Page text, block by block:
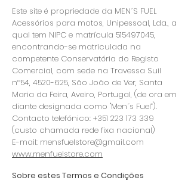
Este site é propriedade da MEN´S FUEL
Acessórios para motos, Unipessoal, Lda., a
qual tem NIPC e matrícula 515497045,
encontrando-se matriculada na
competente Conservatória do Registo
Comercial, com sede na Travessa Suil
nº54, 4520-625, São João de Ver, Santa
Maria da Feira, Aveiro, Portugal, (de ora em
diante designada como "Men´s Fuel”).
Contacto telefónico: +351 223 173 339
(custo chamada rede fixa nacional)
E-mail: mensfuelstore@gmail.com
www.menfuelstore.com
Sobre estes Termos e Condições